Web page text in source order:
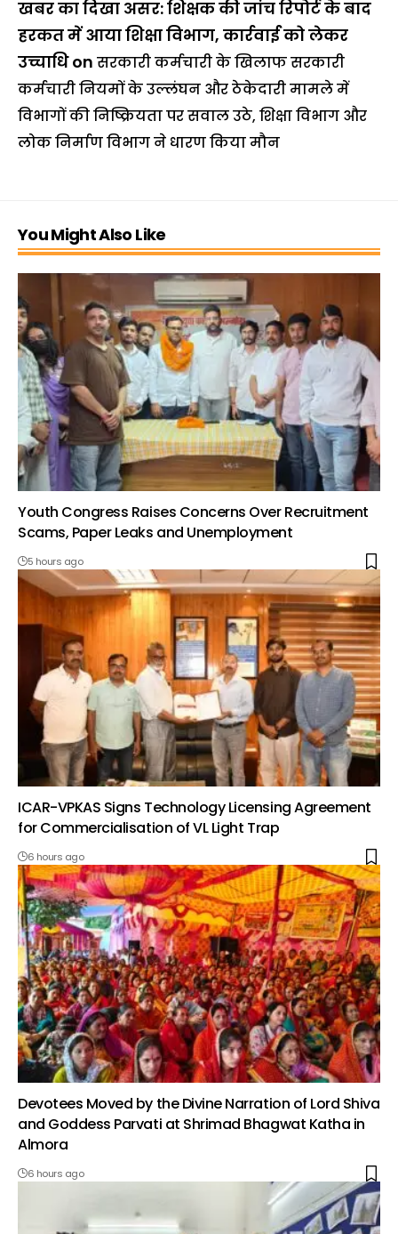
खबर का दिखा असर: शिक्षक की जांच रिपोर्ट के बाद
हरकत में आया शिक्षा विभाग, कार्रवाई को लेकर
उच्चाधिon सरकारी कर्मचारी के खिलाफ सरकारी
कर्मचारी नियमों के उल्लंघन और ठेकेदारी मामले में
विभागों की निष्क्रियता पर सवाल उठे, शिक्षा विभाग और
लोक निर्माण विभाग ने धारण किया मौन
You Might Also Like
Youth Congress Raises Concerns Over Recruitment
Scams, Paper Leaks and Unemployment
5 hours ago
ICAR-VPKAS Signs Technology Licensing Agreement
for Commercialisation of VL Light Trap
6 hours ago
Devotees Moved by the Divine Narration of Lord Shiva
and Goddess Parvati at Shrimad Bhagwat Katha in
Almora
6 hours ago